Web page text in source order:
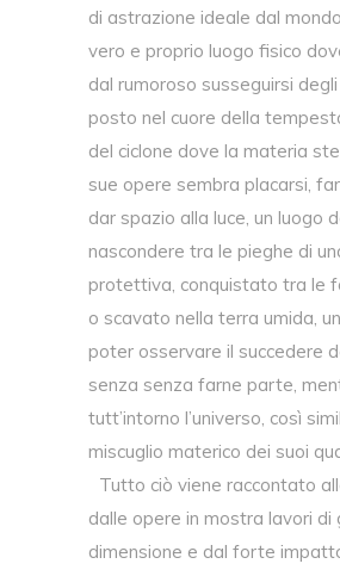
di astrazione ideale dal
vero e proprio luogo fisico
dal rumoroso susseguirsi
posto nel cuore della
del ciclone dove la materia
sue opere sembra placarsi,
dar spazio alla luce, un luogo
nascondere tra le pieghe di
protettiva, conquistato tra le
o scavato nella terra umida,
poter osservare il succedere
senza senza farne parte,
tutt’intorno l’universo, così
miscuglio materico dei suoi
Tutto ciò viene raccontato
dalle opere in mostra lavori di
dimensione e dal forte